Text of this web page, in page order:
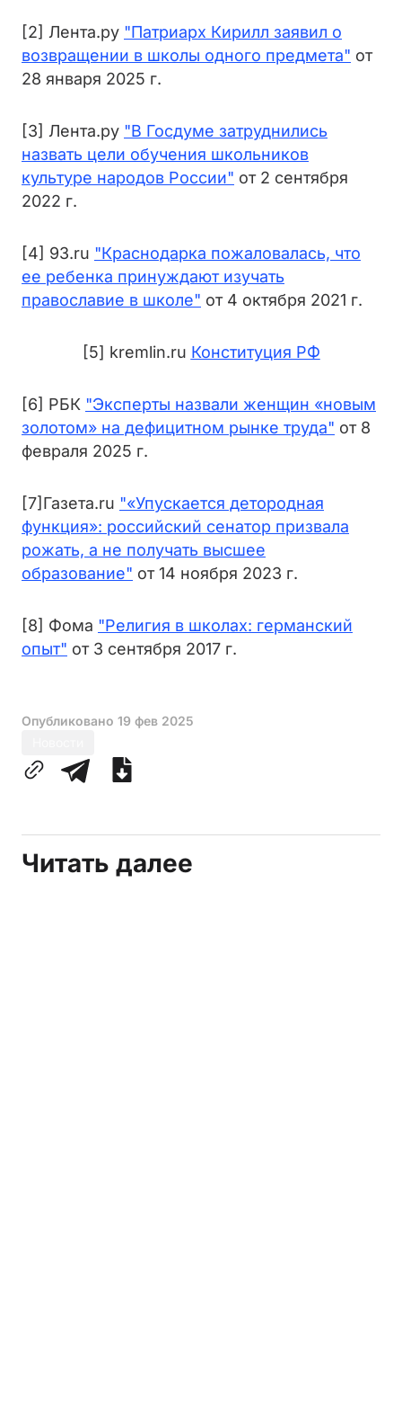
[2] Лента.ру "Патриарх Кирилл заявил о
возвращении в школы одного предмета" от
28 января 2025 г.
[3] Лента.ру "В Госдуме затруднились
назвать цели обучения школьников
культуре народов России" от 2 сентября
2022 г.
[4] 93.ru "Краснодарка пожаловалась, что
ее ребенка принуждают изучать
православие в школе" от 4 октября 2021 г.
[5] kremlin.ru Конституция РФ
[6] РБК "Эксперты назвали женщин «новым
золотом» на дефицитном рынке труда" от 8
февраля 2025 г.
[7]Газета.ru "«Упускается детородная
функция»: российский сенатор призвала
рожать, а не получать высшее
образование" от 14 ноября 2023 г.
[8] Фома "Религия в школах: германский
опыт" от 3 сентября 2017 г.
Опубликовано 19 фев 2025
Читать далее